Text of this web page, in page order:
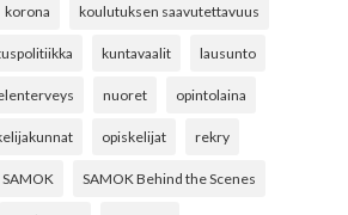
korona koulutuksen saavutettavuus
kuntavaalit lausunto
nuoret opintolaina
opiskelijat rekry
SAMOK SAMOK Behind the Scenes